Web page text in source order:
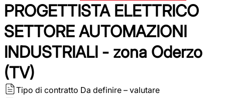
PROGETTISTA ELETTRICO
SETTORE AUTOMAZIONI
INDUSTRIALI - zona Oderzo
(TV)
Tipo di contratto Da definire – valutare